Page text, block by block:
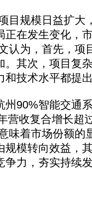
规模日益扩大
正在发生变化，
认为，首先，项
。其次，项目复
和技术水平都提
90%智能交通
营收复合增长超
味着市场份额的
规模转向效益，
争力，夯实持续